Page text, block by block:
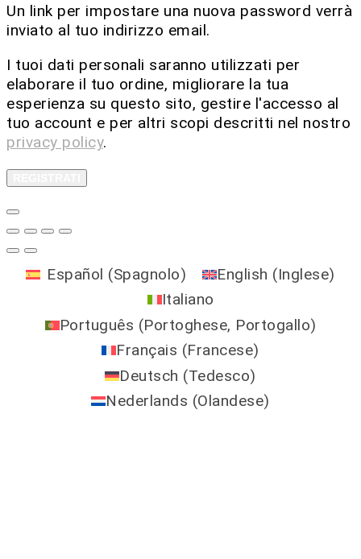
Un link per impostare una nuova password verrà
inviato al tuo indirizzo email.
I tuoi dati personali saranno utilizzati per
elaborare il tuo ordine, migliorare la tua
esperienza su questo sito, gestire l'accesso al
tuo account e per altri scopi descritti nel nostro
privacy policy.
Español (Spagnolo) English (Inglese)
Italiano
Português (Portoghese, Portogallo)
Français (Francese)
Deutsch (Tedesco)
Nederlands (Olandese)